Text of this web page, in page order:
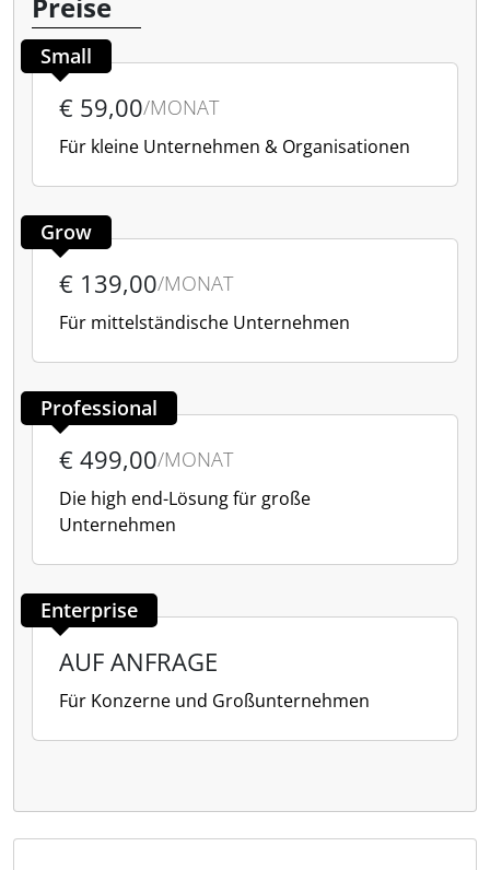
Small
€ 59,00/MONAT
Für kleine Unternehmen & Organisationen
Grow
€ 139,00/MONAT
Für mittelständische Unternehmen
Professional
€ 499,00/MONAT
Die high end-Lösung für große
Unternehmen
Enterprise
AUF ANFRAGE
Für Konzerne und Großunternehmen